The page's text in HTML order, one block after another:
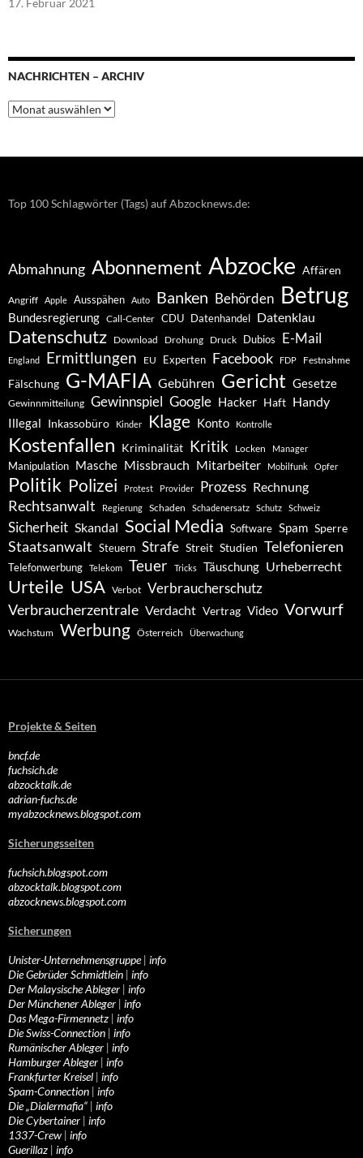
17. Februar 2021
NACHRICHTEN – ARCHIV
Nachrichten
–
Top 100 Schlagwörter (Tags) auf Abzocknews.de:
Abmahnung Abonnement Abzocke Affären
Angriff Apple Ausspähen Auto Banken Behörden Betrug
Bundesregierung Call-Center CDU Datenhandel Datenklau
Datenschutz Download Drohung Druck Dubios E-Mail
England Ermittlungen EU Experten Facebook FDP Festnahme
Fälschung G-MAFIA Gebühren Gericht Gesetze
Gewinnmitteilung Gewinnspiel Google Hacker Haft Handy
Illegal Inkassobüro Kinder Klage Konto Kontrolle
Kostenfallen Kriminalität Kritik Locken Manager
Manipulation Masche Missbrauch Mitarbeiter Mobilfunk Opfer
Politik Polizei Protest Provider Prozess Rechnung
Rechtsanwalt Regierung Schaden Schadenersatz Schutz Schweiz
Sicherheit Skandal Social Media Software Spam Sperre
Staatsanwalt Steuern Strafe Streit Studien Telefonieren
Telefonwerbung Telekom Teuer Tricks Täuschung Urheberrecht
Urteile USA Verbot Verbraucherschutz
Verbraucherzentrale Verdacht Vertrag Video Vorwurf
Wachstum Werbung Österreich Überwachung
Projekte & Seiten
bncf.de
fuchsich.de
abzocktalk.de
adrian-fuchs.de
myabzocknews.blogspot.com
Sicherungsseiten
fuchsich.blogspot.com
abzocktalk.blogspot.com
abzocknews.blogspot.com
Sicherungen
Unister-Unternehmensgruppe| info
Die Gebrüder Schmidtlein | info
Der Malaysische Ableger | info
Der Münchener Ableger | info
Das Mega-Firmennetz | info
Die Swiss-Connection | info
Rumänischer Ableger | info
Hamburger Ableger | info
Frankfurter Kreisel | info
Spam-Connection | info
Die „Dialermafia“ | info
Die Cybertainer | info
1337-Crew | info
Guerillaz | info